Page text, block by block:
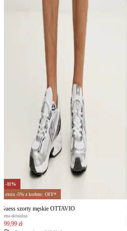
-11%
extra -5% z kodem: OFF*
Guess szorty męskie OTTAVIO
Cena aktualna:
199,99 zł